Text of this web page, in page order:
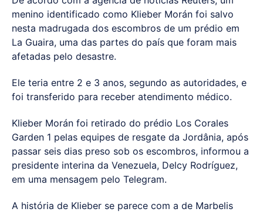
menino identificado como Klieber Morán foi salvo
nesta madrugada dos escombros de um prédio em
La Guaira, uma das partes do país que foram mais
afetadas pelo desastre.
Ele teria entre 2 e 3 anos, segundo as autoridades, e
foi transferido para receber atendimento médico.
Klieber Morán foi retirado do prédio Los Corales
Garden 1 pelas equipes de resgate da Jordânia, após
passar seis dias preso sob os escombros, informou a
presidente interina da Venezuela, Delcy Rodríguez,
em uma mensagem pelo Telegram.
A história de Klieber se parece com a de Marbelis